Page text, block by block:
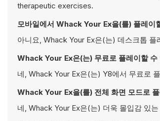
therapeutic exercises.
모바일에서 Whack Your Ex을(를) 플레이
아니요, Whack Your Ex은(는) 데스크톱
Whack Your Ex은(는) 무료로 플레이할 수
네, Whack Your Ex은(는) Y8에서 무료로
Whack Your Ex을(를) 전체 화면 모드로
네, Whack Your Ex은(는) 더욱 몰입감 있